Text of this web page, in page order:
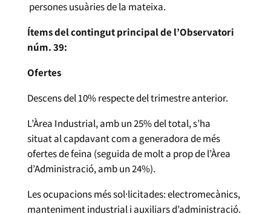
persones usuàries de la mateixa.
Ítems del contingut principal de l’Observatori
núm. 39:
Ofertes
Descens del 10% respecte del trimestre anterior.
L’Àrea Industrial, amb un 25% del total, s’ha
situat al capdavant com a generadora de més
ofertes de feina (seguida de molt a prop de l’Àrea
d’Administració, amb un 24%).
Les ocupacions més sol·licitades: electromecànics,
manteniment industrial i auxiliars d’administració.